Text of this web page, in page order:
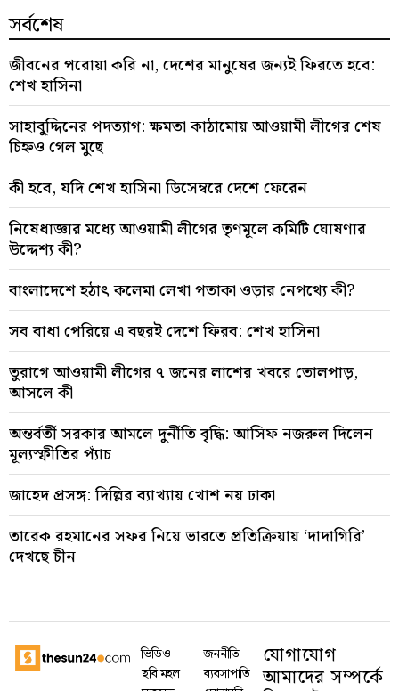
সর্বশেষ
জীবনের পরোয়া করি না, দেশের মানুষের জন্যই ফিরতে হবে:
শেখ হাসিনা
সাহাবু্দ্দিনের পদত্যাগ: ক্ষমতা কাঠামোয় আওয়ামী লীগের শেষ
চিহ্নও গেল মুছে
কী হবে, যদি শেখ হাসিনা ডিসেম্বরে দেশে ফেরেন
নিষেধাজ্ঞার মধ্যে আওয়ামী লীগের তৃণমূলে কমিটি ঘোষণার
উদ্দেশ্য কী?
বাংলাদেশে হঠাৎ কলেমা লেখা পতাকা ওড়ার নেপথ্যে কী?
সব বাধা পেরিয়ে এ বছরই দেশে ফিরব: শেখ হাসিনা
তুরাগে আওয়ামী লীগের ৭ জনের লাশের খবরে তোলপাড়,
আসলে কী
অন্তর্বর্তী সরকার আমলে দুর্নীতি বৃদ্ধি: আসিফ নজরুল দিলেন
মূল্যস্ফীতির প্যাঁচ
জাহেদ প্রসঙ্গ: দিল্লির ব্যাখ্যায় খোশ নয় ঢাকা
তারেক রহমানের সফর নিয়ে ভারতে প্রতিক্রিয়ায় ‘দাদাগিরি’
দেখছে চীন
ভিডিও
ছবি মহল
জননীতি
ব্যবসাপাতি
যোগাযোগ
আমাদের সম্পর্কে